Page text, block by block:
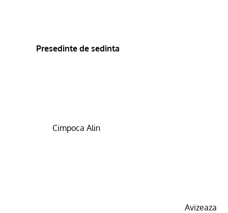
Presedinte de sedinta
Cimpoca Alin
Avizeaza